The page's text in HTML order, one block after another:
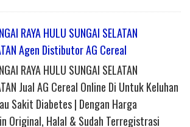
RAYA HULU SUNGAI SELATAN
Agen Distibutor AG Cereal
RAYA HULU SUNGAI SELATAN
Jual AG Cereal Online Di Untuk Keluhan
Sakit Diabetes | Dengan Harga
Original, Halal & Sudah Terregistrasi